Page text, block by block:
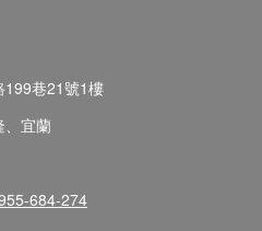
199巷21號1樓
、宜蘭
684-274